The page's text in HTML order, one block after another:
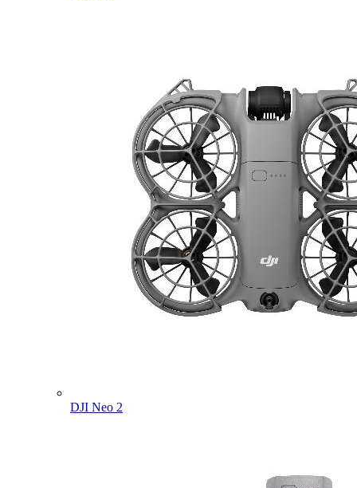
DJI Neo 2